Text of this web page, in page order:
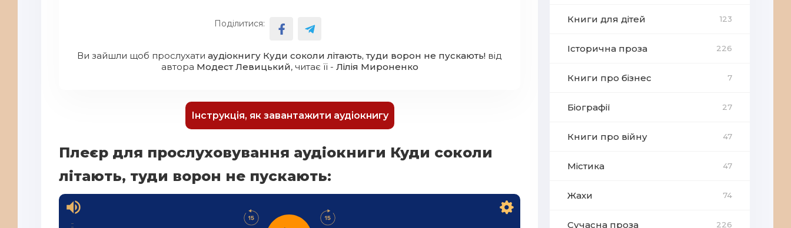
Поділитися:
Ви зайшли щоб прослухати аудіокнигу Куди соколи літають, туди ворон не пускають! від
автора Модест Левицький, читає її - Лілія Мироненко
Інструкція, як завантажити аудіокнигу
Плеєр для прослуховування аудіокниги Куди соколи
літають, туди ворон не пускають:
Книги для дітей 123
Історична проза 226
Книги про бізнес 7
Біографії 27
Книги про війну 47
Містика 47
Жахи 74
Сучасна проза 226